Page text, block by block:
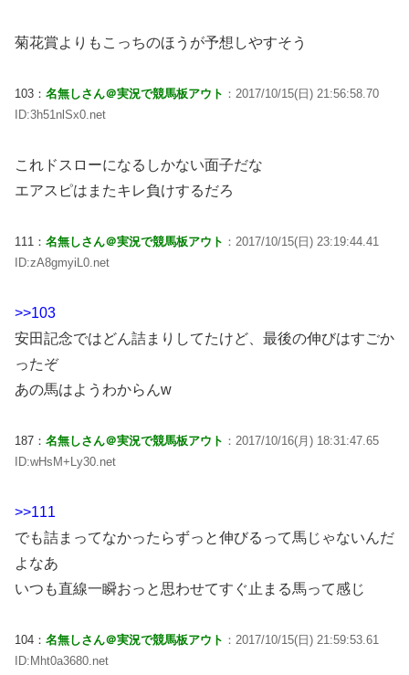
菊花賞よりもこっちのほうが予想しやすそう
103： 名無しさん＠実況で競馬板アウト ：2017/10/15(日) 21:56:58.70
ID:3h51nlSx0.net
これドスローになるしかない面子だな
エアスピはまたキレ負けするだろ
111： 名無しさん＠実況で競馬板アウト ：2017/10/15(日) 23:19:44.41
ID:zA8gmyiL0.net
>>103
安田記念ではどん詰まりしてたけど、最後の伸びはすごか
ったぞ
あの馬はようわからんw
187： 名無しさん＠実況で競馬板アウト ：2017/10/16(月) 18:31:47.65
ID:wHsM+Ly30.net
>>111
でも詰まってなかったらずっと伸びるって馬じゃないんだ
よなあ
いつも直線一瞬おっと思わせてすぐ止まる馬って感じ
104： 名無しさん＠実況で競馬板アウト ：2017/10/15(日) 21:59:53.61
ID:Mht0a3680.net